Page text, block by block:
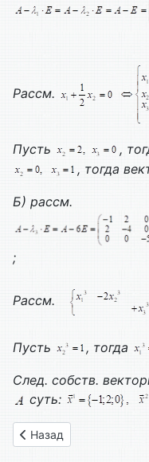
Рассм.
Пусть ,
, тогда
Б) рассм.
;
Рассм.
Пусть , тогда
След. собств.
суть:
Предыдущий: Вариант
Назад